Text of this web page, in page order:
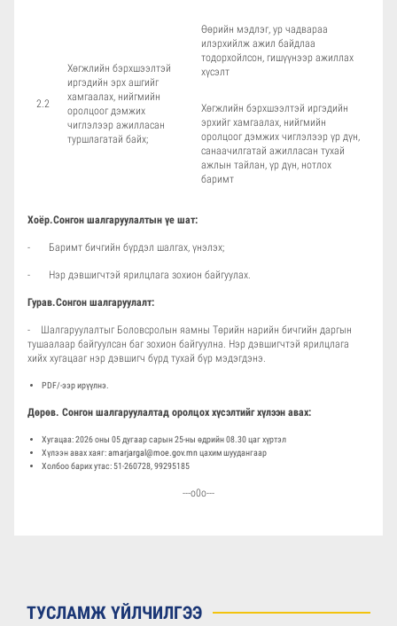
2.2
Хөгжлийн бэрхшээлтэй
иргэдийн эрх ашгийг
хамгаалах, нийгмийн
оролцоог дэмжих
чиглэлээр ажилласан
туршлагатай байх;
Өөрийн мэдлэг, ур чадвараа
илэрхийлж ажил байдлаа
тодорхойлсон, гишүүнээр ажиллах
хүсэлт
Хөгжлийн бэрхшээлтэй иргэдийн
эрхийг хамгаалах, нийгмийн
оролцоог дэмжих чиглэлээр үр дүн,
санаачилгатай ажилласан тухай
ажлын тайлан, үр дүн, нотлох
баримт
Хоёр.Сонгон шалгаруулалтын үе шат:
- Баримт бичгийн бүрдэл шалгах, үнэлэх;
- Нэр дэвшигчтэй ярилцлага зохион байгуулах.
Гурав.Сонгон шалгаруулалт:
- Шалгаруулалтыг Боловсролын яамны Төрийн нарийн бичгийн даргын
тушаалаар байгуулсан баг зохион байгуулна. Нэр дэвшигчтэй ярилцлага
хийх хугацааг нэр дэвшигч бүрд тухай бүр мэдэгдэнэ.
PDF/-ээр ирүүлнэ.
Дөрөв. Сонгон шалгаруулалтад оролцох хүсэлтийг хүлээн авах:
Хугацаа: 2026 оны 05 дугаар сарын 25-ны өдрийн 08.30 цаг хүртэл
Хүлээн авах хаяг:amarjargal@moe.gov.mnцахим шуудангаар
Холбоо барих утас: 51-260728, 99295185
---о0о---
ТУСЛАМЖ ҮЙЛЧИЛГЭЭ